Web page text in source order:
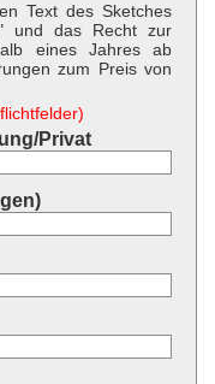
Text des Sketches
und das Recht zur
eines Jahres ab
zum Preis von
Privat